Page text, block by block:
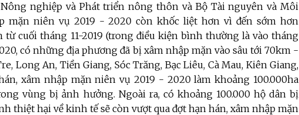
nghiệp và Phát triển nông thôn và Bộ Tài nguyên và Môi
mặn niên vụ 2019 - 2020 còn khốc liệt hơn vì đến sớm hơn
từ cuối tháng 11-2019 (trong điều kiện bình thường là vào tháng
có những địa phương đã bị xâm nhập mặn vào sâu tới 70km -
Long An, Tiền Giang, Sóc Trăng, Bạc Liêu, Cà Mau, Kiên Giang,
xâm nhập mặn niên vụ 2019 - 2020 làm khoảng 100.000ha
vùng bị ảnh hưởng. Ngoài ra, có khoảng 100.000 hộ dân bị
thiệt hại về kinh tế sẽ còn vượt qua đợt hạn hán, xâm nhập mặn